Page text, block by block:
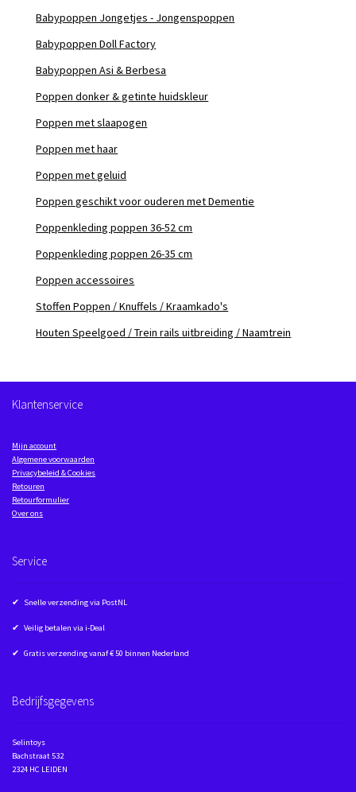
Babypoppen Jongetjes - Jongenspoppen
Babypoppen Doll Factory
Babypoppen Asi & Berbesa
Poppen donker & getinte huidskleur
Poppen met slaapogen
Poppen met haar
Poppen met geluid
Poppen geschikt voor ouderen met Dementie
Poppenkleding poppen 36-52 cm
Poppenkleding poppen 26-35 cm
Poppen accessoires
Stoffen Poppen / Knuffels / Kraamkado's
Houten Speelgoed / Trein rails uitbreiding / Naamtrein
Klantenservice
Mijn account
Algemene voorwaarden
Privacybeleid & Cookies
Retouren
Retourformulier
Over ons
Service
✔ Snelle verzending via PostNL
✔ Veilig betalen via i-Deal
✔ Gratis verzending vanaf € 50 binnen Nederland
Bedrijfsgegevens
Selintoys
Bachstraat 532
2324 HC LEIDEN